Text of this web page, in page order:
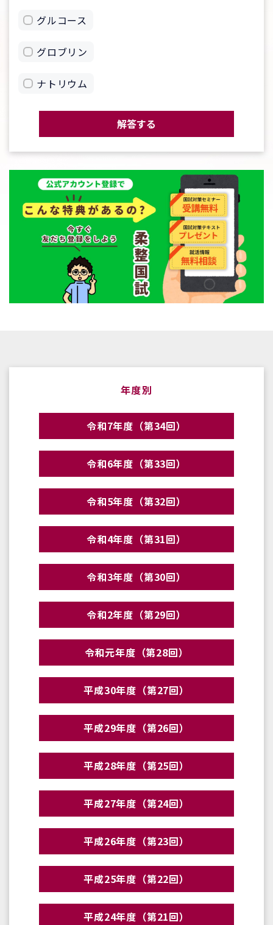
グルコース
グロブリン
ナトリウム
解答する
年度別
令和7年度（第34回）
令和6年度（第33回）
令和5年度（第32回）
令和4年度（第31回）
令和3年度（第30回）
令和2年度（第29回）
令和元年度（第28回）
平成30年度（第27回）
平成29年度（第26回）
平成28年度（第25回）
平成27年度（第24回）
平成26年度（第23回）
平成25年度（第22回）
平成24年度（第21回）